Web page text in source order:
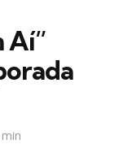
Aí”